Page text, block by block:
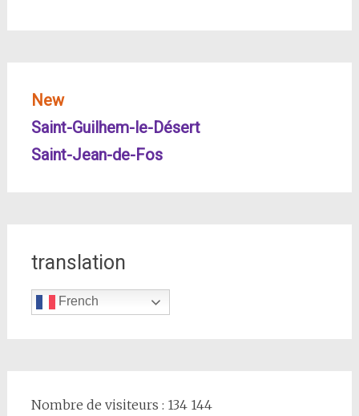
New
Saint-Guilhem-le-Désert
Saint-Jean-de-Fos
translation
French
Nombre de visiteurs : 134 144